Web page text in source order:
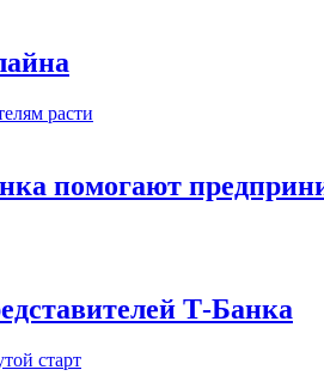
помогают
Т-Банка